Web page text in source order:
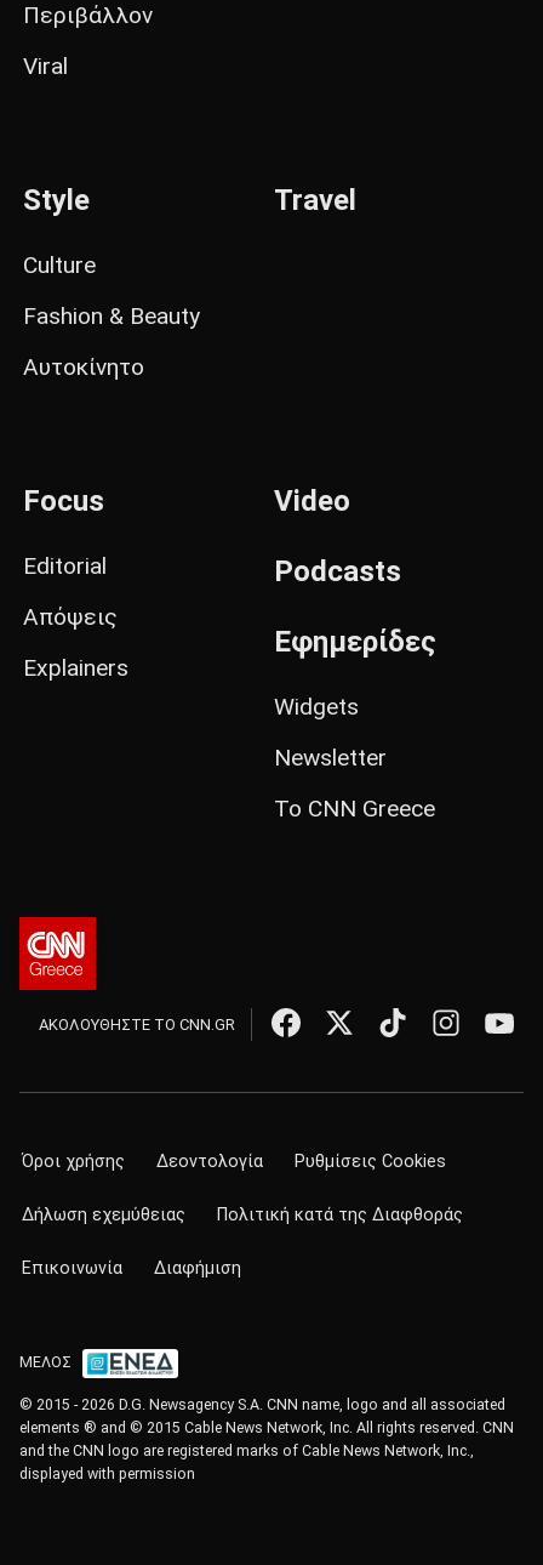
Περιβάλλον
Viral
Style
Culture
Fashion & Beauty
Αυτοκίνητο
Travel
Focus
Editorial
Απόψεις
Explainers
Video
Podcasts
Εφημερίδες
Widgets
Newsletter
Το CNN Greece
ΑΚΟΛΟΥΘΗΣΤΕ ΤΟ CNN.GR
Όροι χρήσης Δεοντολογία Ρυθμίσεις Cookies
Δήλωση εχεμύθειας Πολιτική κατά της Διαφθοράς
Επικοινωνία Διαφήμιση
ΜΕΛΟΣ
© 2015 - 2026 D.G. Newsagency S.A. CNN name, logo and all associated
elements ® and © 2015 Cable News Network, Inc. All rights reserved. CNN
and the CNN logo are registered marks of Cable News Network, Inc.,
displayed with permission